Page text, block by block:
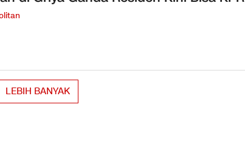
LEBIH BANYAK